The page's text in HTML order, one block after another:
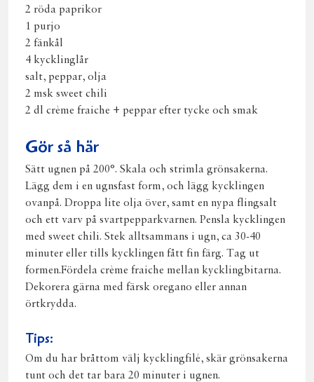
2 röda paprikor
1 purjo
2 fänkål
4 kycklinglår
salt, peppar, olja
2 msk sweet chili
2 dl crème fraiche + peppar efter tycke och smak
Gör så här
Sätt ugnen på 200°. Skala och strimla grönsakerna.
Lägg dem i en ugnsfast form, och lägg kycklingen
ovanpå. Droppa lite olja över, samt en nypa flingsalt
och ett varv på svartpepparkvarnen. Pensla kycklingen
med sweet chili. Stek alltsammans i ugn, ca 30-40
minuter eller tills kycklingen fått fin färg. Tag ut
formen.Fördela crème fraiche mellan kycklingbitarna.
Dekorera gärna med färsk oregano eller annan
örtkrydda.
Tips:
Om du har bråttom välj kycklingfilé, skär grönsakerna
tunt och det tar bara 20 minuter i ugnen.